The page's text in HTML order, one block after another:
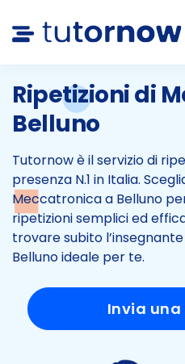
Ripetizioni di
Belluno
Tutornow è il servizio di
presenza N.1 in Italia.
Meccatronica a Belluno
ripetizioni semplici ed
trovare subito
Belluno ideale per te.
Invia